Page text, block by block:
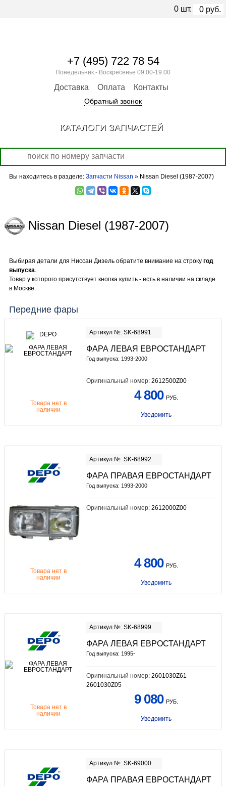
Вы находитесь в разделе: Запчасти Nissan » Nissan Diesel (1987-2007)
Nissan Diesel (1987-2007)
Выбирая детали для Ниссан Дизель обратите внимание на строку год
выпуска.
Товар у которого присутствует кнопка купить - есть в наличии на складе
в Москве.
Передние фары
Артикул №: SK-68991
ФАРА ЛЕВАЯ ЕВРОСТАНДАРТ
Год выпуска: 1993-2000
Оригинальный номер: 2612500Z00
Товара нет в
наличии
4 800 РУБ.
Уведомить
Артикул №: SK-68992
ФАРА ПРАВАЯ ЕВРОСТАНДАРТ
Год выпуска: 1993-2000
Оригинальный номер: 2612000Z00
Товара нет в
наличии
4 800 РУБ.
Уведомить
Артикул №: SK-68999
ФАРА ЛЕВАЯ ЕВРОСТАНДАРТ
Год выпуска: 1995-
Оригинальный номер: 2601030Z61
2601030Z05
Товара нет в
наличии
9 080 РУБ.
Уведомить
Артикул №: SK-69000
ФАРА ПРАВАЯ ЕВРОСТАНДАРТ
+7 (495) 722 78 54
Понедельник - Воскресенье 09.00-19.00
Доставка Оплата Контакты
Обратный звонок
0 шт. 0 руб.
КАТАЛОГИ ЗАПЧАСТЕЙ